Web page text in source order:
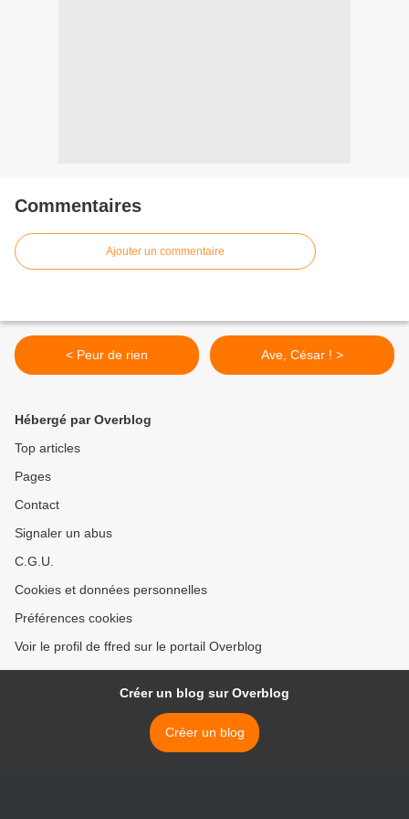
Commentaires
Ajouter un commentaire
< Peur de rien Ave, César ! >
Hébergé par Overblog
Top articles
Pages
Contact
Signaler un abus
C.G.U.
Cookies et données personnelles
Préférences cookies
Voir le profil de ffred sur le portail Overblog
Créer un blog sur Overblog
Créer un blog